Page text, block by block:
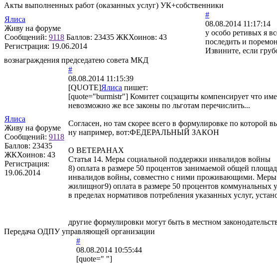
Акты выполненных работ (оказанных услуг) УК+собственники
Ялиса
Живу на форуме
Сообщений: 9118 Баллов: 23435 ЖКХоинов: 43
Регистрация: 19.06.2014
#
08.08.2014 11:17:14
у особо ретивых я
последить и
Извините, если
вознаграждения председатею совета МКД
Ялиса
Живу на форуме
Сообщений: 9118
Баллов: 23435
ЖКХоинов: 43
Регистрация:
19.06.2014
#
08.08.2014 11:15:39
[QUOTE]Ялиса пишет:
[quote="burmistr"] Комитет соцзащиты компенсирует что
невозможно же все законы по льготам перечислить...
Согласен, но там скорее всего в формулировке по
ну например, вот:ФЕДЕРАЛЬНЫЙ ЗАКОН
О ВЕТЕРАНАХ
Статья 14. Меры социальной поддержки инвалидов войны
8) оплата в размере 50 процентов занимаемой общей
инвалидов войны, совместно с ними проживающими. Меры
жилищног9) оплата в размере 50 процентов коммунальных
в пределах нормативов потребления указанных услуг,
другие формулировки могут быть в местном
Передача ОДПУ управляющей организации
#
08.08.2014 10:55:44
[quote=" "]